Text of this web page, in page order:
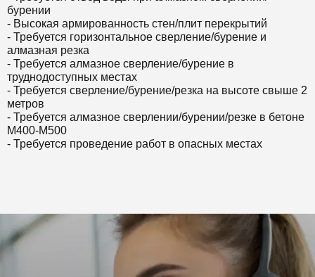
бурении
- Высокая армированность стен/плит перекрытий
- Требуется горизонтальное сверление/бурение и
алмазная резка
- Требуется алмазное сверление/бурение в
труднодоступных местах
- Требуется сверление/бурение/резка на высоте свыше 2
метров
- Требуется алмазное сверлении/бурении/резке в бетоне
М400-М500
- Требуется проведение работ в опасных местах